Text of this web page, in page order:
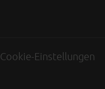
Cookie-Einstellungen